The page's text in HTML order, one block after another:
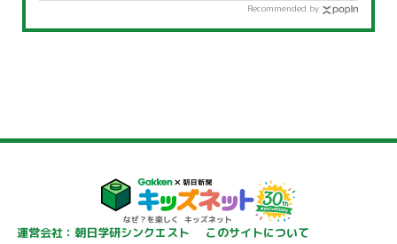
Recommended by
運営会社：朝日学研シンクエスト
このサイトについて